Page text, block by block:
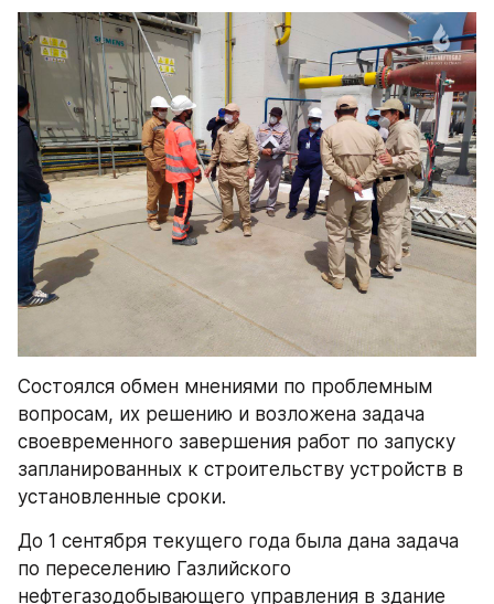
Состоялся обмен мнениями по проблемным
вопросам, их решению и возложена задача
своевременного завершения работ по запуску
запланированных к строительству устройств в
установленные сроки.
До 1 сентября текущего года была дана задача
по переселению Газлийского
нефтегазодобывающего управления в здание